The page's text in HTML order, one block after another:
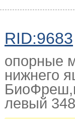
RID:9683
опорные
нижнего
левый